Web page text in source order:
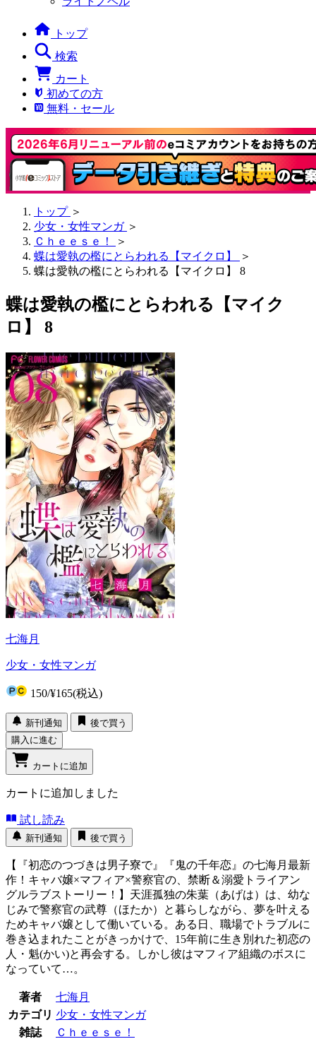
トップ
検索
カート
初めての方
無料・セール
トップ ＞
少女・女性マンガ ＞
Ｃｈｅｅｓｅ！
＞
蝶は愛執の檻にとらわれる【マイクロ】
＞
蝶は愛執の檻にとらわれる【マイクロ】 8
蝶は愛執の檻にとらわれる【マイク
ロ】 8
七海月
少女・女性マンガ
150/¥165(税込)
新刊通知
後で買う
購入に進む
カートに追加
カートに追加しました
試し読み
新刊通知 後で買う
【『初恋のつづきは男子寮で』『鬼の千年恋』の七海月最新
作！キャバ嬢×マフィア×警察官の、禁断＆溺愛トライアン
グルラブストーリー！】天涯孤独の朱葉（あげは）は、幼な
じみで警察官の武尊（ほたか）と暮らしながら、夢を叶える
ためキャバ嬢として働いている。ある日、職場でトラブルに
巻き込まれたことがきっかけで、15年前に生き別れた初恋の
人・魁(かい)と再会する。しかし彼はマフィア組織のボスに
なっていて…。
著者
七海月
カテゴリ 少女・女性マンガ
雑誌
Ｃｈｅｅｓｅ！